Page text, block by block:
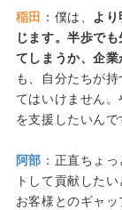
稲田 ：僕は、 よ
じます。半歩で
てしまうか、企
も、自分たちが
てはいけません
を支援したいんで
阿部 ：正直ちょ
トして貢献した
お客様とのギャ